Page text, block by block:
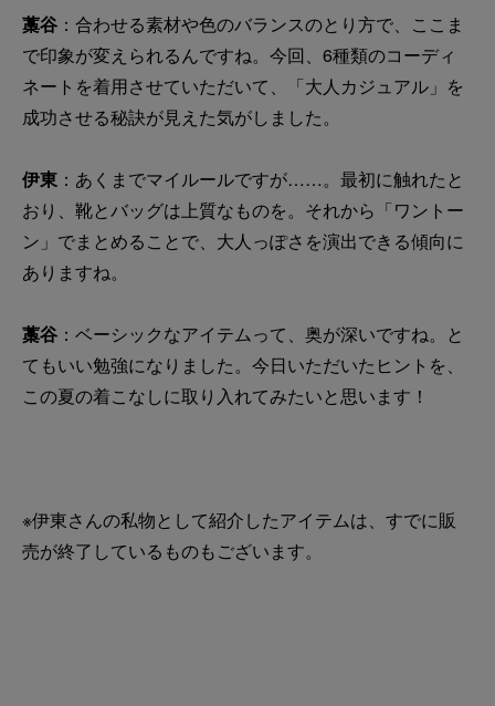
藁谷 ：合わせる素材や色のバランスのとり方で、ここま
で印象が変えられるんですね。今回、6種類のコーディ
ネートを着用させていただいて、「大人カジュアル」を
成功させる秘訣が見えた気がしました。
伊東 ：あくまでマイルールですが……。最初に触れたと
おり、靴とバッグは上質なものを。それから「ワントー
ン」でまとめることで、大人っぽさを演出できる傾向に
ありますね。
藁谷 ：ベーシックなアイテムって、奥が深いですね。と
てもいい勉強になりました。今日いただいたヒントを、
この夏の着こなしに取り入れてみたいと思います！
※伊東さんの私物として紹介したアイテムは、すでに販
売が終了しているものもございます。